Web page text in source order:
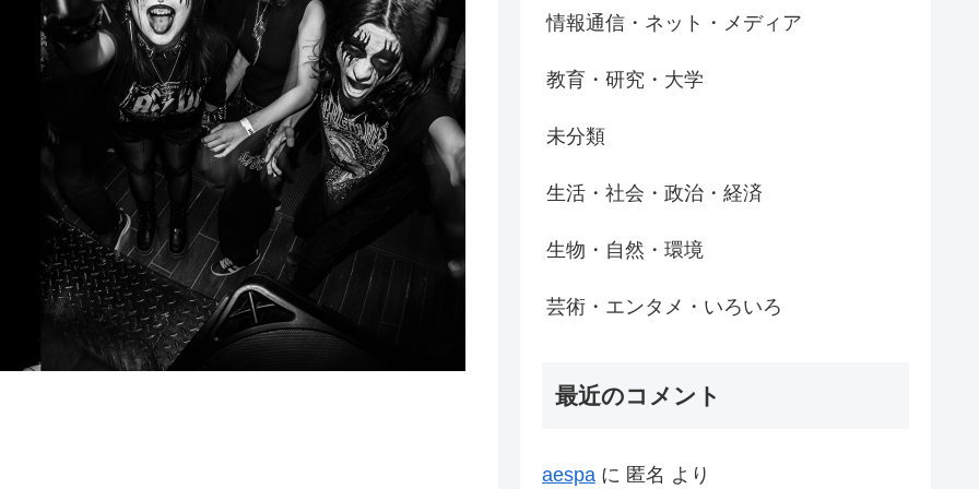
情報通信・ネット・メディア
教育・研究・大学
未分類
生活・社会・政治・経済
生物・自然・環境
芸術・エンタメ・いろいろ
最近のコメント
aespa に 匿名 より